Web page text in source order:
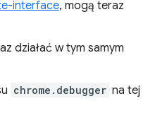
interface, mogą teraz
działać w tym samym
chrome.debugger na tej